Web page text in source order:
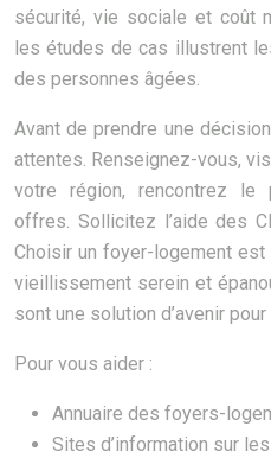
sécurité, vie sociale et coût
les études de cas illustrent
des personnes âgées.
Avant de prendre une
attentes. Renseignez-vous,
votre région, rencontrez le
offres. Sollicitez l’aide des
Choisir un foyer-logement est
vieillissement serein et
sont une solution d’avenir
Pour vous aider :
Annuaire des foyers-
Sites d’information sur